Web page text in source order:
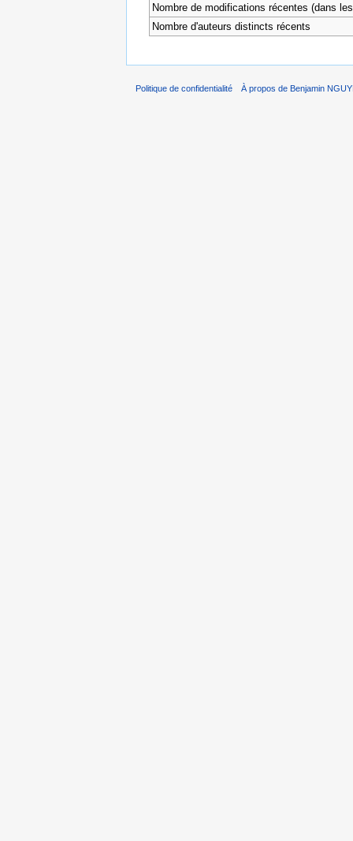
Nombre de modifications récentes (dans
Nombre d'auteurs distincts récents
Politique de confidentialité À propos de Benjamin